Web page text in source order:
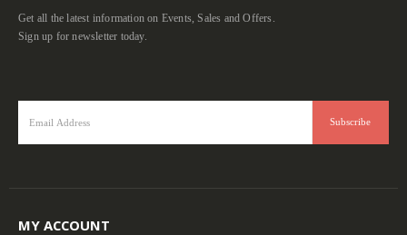
Get all the latest information on Events, Sales and Offers.
Sign up for newsletter today.
MY ACCOUNT